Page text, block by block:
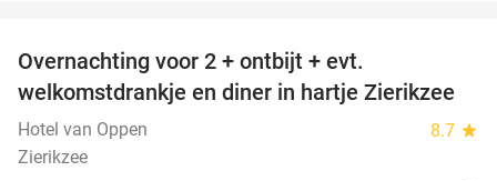
Overnachting voor 2 + ontbijt + evt.
welkomstdrankje en diner in hartje Zierikzee
Hotel van Oppen 8.7 star
Zierikzee